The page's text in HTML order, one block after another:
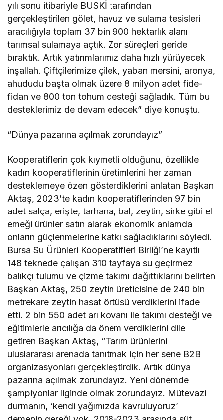
yılı sonu itibariyle BUSKİ tarafından
gerçekleştirilen gölet, havuz ve sulama tesisleri
aracılığıyla toplam 37 bin 900 hektarlık alanı
tarımsal sulamaya açtık. Zor süreçleri geride
bıraktık. Artık yatırımlarımız daha hızlı yürüyecek
inşallah. Çiftçilerimize çilek, yaban mersini, aronya,
ahududu başta olmak üzere 8 milyon adet fide-
fidan ve 800 ton tohum desteği sağladık. Tüm bu
desteklerimiz de devam edecek” diye konuştu.
“Dünya pazarına açılmak zorundayız”
Kooperatiflerin çok kıymetli olduğunu, özellikle
kadın kooperatiflerinin üretimlerini her zaman
desteklemeye özen gösterdiklerini anlatan Başkan
Aktaş, 2023’te kadın kooperatiflerinden 97 bin
adet salça, erişte, tarhana, bal, zeytin, sirke gibi el
emeği ürünler satın alarak ekonomik anlamda
onların güçlenmelerine katkı sağladıklarını söyledi.
Bursa Su Ürünleri Kooperatifleri Birliği’ne kayıtlı
148 teknede çalışan 310 tayfaya su geçirmez
balıkçı tulumu ve çizme takımı dağıttıklarını belirten
Başkan Aktaş, 250 zeytin üreticisine de 240 bin
metrekare zeytin hasat örtüsü verdiklerini ifade
etti. 2 bin 550 adet arı kovanı ile takımı desteği ve
eğitimlerle arıcılığa da önem verdiklerini dile
getiren Başkan Aktaş, “Tarım ürünlerini
uluslararası arenada tanıtmak için her sene B2B
organizasyonları gerçekleştirdik. Artık dünya
pazarına açılmak zorundayız. Yeni dönemde
şampiyonlar liginde olmak zorundayız. Mütevazi
durmanın, ‘kendi yağımızda kavruluyoruz’